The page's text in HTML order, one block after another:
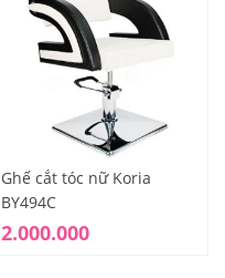
Ghế cắt tóc nữ Koria
BY494C
2.000.000